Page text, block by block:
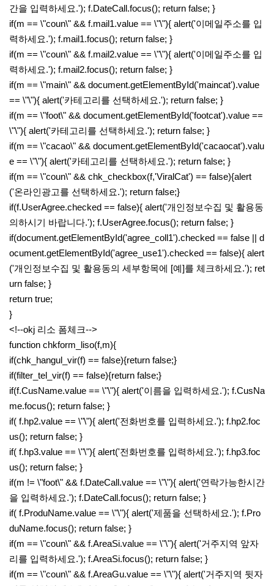
간을 입력하세요.'); f.DateCall.focus(); return false; }
if(m == \"coun\" && f.mail1.value == \"\"){ alert('이메일주소를 입
력하세요.'); f.mail1.focus(); return false; }
if(m == \"coun\" && f.mail2.value == \"\"){ alert('이메일주소를 입
력하세요.'); f.mail2.focus(); return false; }
if(m == \"main\" && document.getElementById('maincat').value
== \"\"){ alert('카테고리를 선택하세요.'); return false; }
if(m == \"foot\" && document.getElementById('footcat').value ==
\"\"){ alert('카테고리를 선택하세요.'); return false; }
if(m == \"cacao\" && document.getElementById('cacaocat').valu
e == \"\"){ alert('카테고리를 선택하세요.'); return false; }
if(m == \"coun\" && chk_checkbox(f,'ViralCat') == false){alert
('온라인광고를 선택하세요.'); return false;}
if(f.UserAgree.checked == false){ alert('개인정보수집 및 활용동
의하시기 바랍니다.'); f.UserAgree.focus(); return false; }
if(document.getElementById('agree_coll1').checked == false || d
ocument.getElementById('agree_use1').checked == false){ alert
('개인정보수집 및 활용동의 세부항목에 [예]를 체크하세요.'); ret
urn false; }
return true;
}
<!--okj 리소 폼체크-->
function chkform_liso(f,m){
if(chk_hangul_vir(f) == false){return false;}
if(filter_tel_vir(f) == false){return false;}
if(f.CusName.value == \"\"){ alert('이름을 입력하세요.'); f.CusNa
me.focus(); return false; }
if( f.hp2.value == \"\"){ alert('전화번호를 입력하세요.'); f.hp2.foc
us(); return false; }
if( f.hp3.value == \"\"){ alert('전화번호를 입력하세요.'); f.hp3.foc
us(); return false; }
if(m != \"foot\" && f.DateCall.value == \"\"){ alert('연락가능한시간
을 입력하세요.'); f.DateCall.focus(); return false; }
if( f.ProduName.value == \"\"){ alert('제품을 선택하세요.'); f.Pro
duName.focus(); return false; }
if(m == \"coun\" && f.AreaSi.value == \"\"){ alert('거주지역 앞자
리를 입력하세요.'); f.AreaSi.focus(); return false; }
if(m == \"coun\" && f.AreaGu.value == \"\"){ alert('거주지역 뒷자